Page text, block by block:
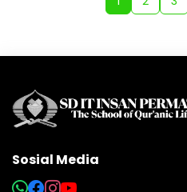
Sosial Media